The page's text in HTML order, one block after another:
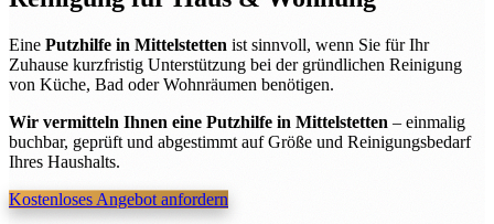
Eine Putzhilfe in Mittelstetten ist sinnvoll, wenn Sie für Ihr
Zuhause kurzfristig Unterstützung bei der gründlichen Reinigung
von Küche, Bad oder Wohnräumen benötigen.
Wir vermitteln Ihnen eine Putzhilfe in Mittelstetten – einmalig
buchbar, geprüft und abgestimmt auf Größe und Reinigungsbedarf
Ihres Haushalts.
Kostenloses Angebot anfordern